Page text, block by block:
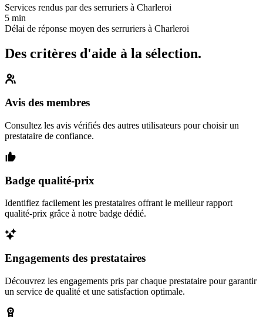
Services rendus par des serruriers à Charleroi
5 min
Délai de réponse moyen des serruriers à Charleroi
Des critères d'aide à la sélection.
Avis des membres
Consultez les avis vérifiés des autres utilisateurs pour choisir un
prestataire de confiance.
Badge qualité-prix
Identifiez facilement les prestataires offrant le meilleur rapport
qualité-prix grâce à notre badge dédié.
Engagements des prestataires
Découvrez les engagements pris par chaque prestataire pour garantir
un service de qualité et une satisfaction optimale.